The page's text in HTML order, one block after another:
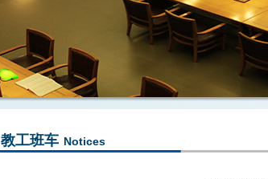
教工班车 Notices